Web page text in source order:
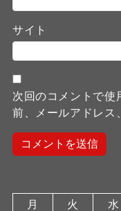
サイト
次回のコメントで使
前、メールアドレス
月
火 水